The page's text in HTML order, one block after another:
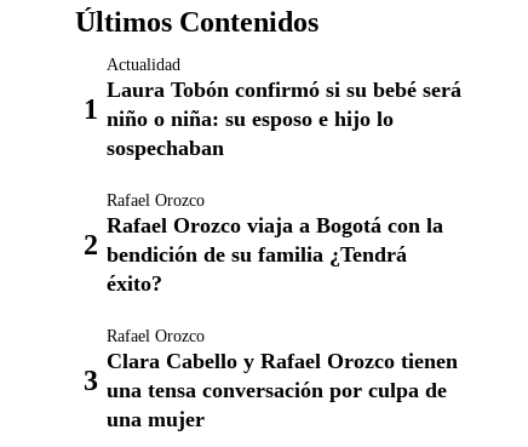
Últimos Contenidos
Actualidad
Laura Tobón confirmó si su bebé será
niño o niña: su esposo e hijo lo
sospechaban
Rafael Orozco
Rafael Orozco viaja a Bogotá con la
bendición de su familia ¿Tendrá
éxito?
Rafael Orozco
Clara Cabello y Rafael Orozco tienen
una tensa conversación por culpa de
una mujer